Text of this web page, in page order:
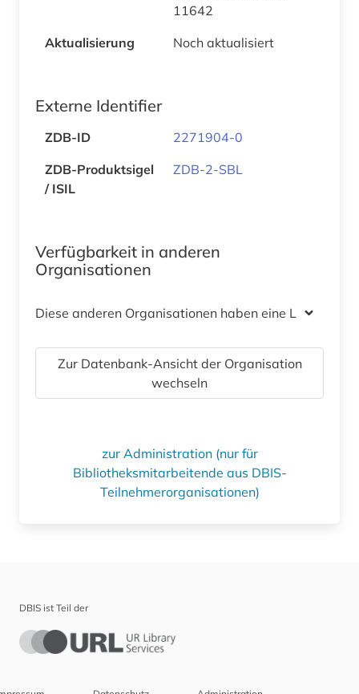
11642
Aktualisierung
Noch aktualisiert
Externe Identifier
ZDB-ID
2271904-0
ZDB-Produktsigel
/ ISIL
ZDB-2-SBL
Verfügbarkeit in anderen
Organisationen
Diese anderen Organisationen haben eine Lizenz
Zur Datenbank-Ansicht der Organisation
wechseln
zur Administration (nur für
Bibliotheksmitarbeitende aus DBIS-
Teilnehmerorganisationen)
DBIS ist Teil der